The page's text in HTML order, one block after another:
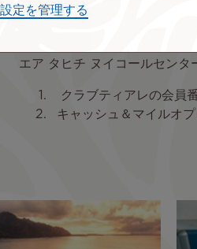
お支払いを確定してくだ
エア タヒチ ヌイコールセンタ
クラブティアレの会員
キャッシュ＆マイルオ
定を管理する